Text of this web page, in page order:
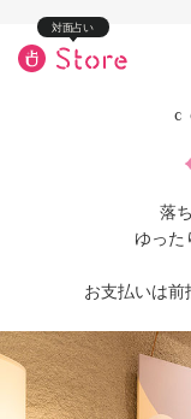
対面占い
落
ゆった
お支払いは前